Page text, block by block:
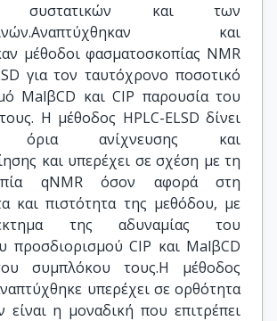
συστατικών και των
και
μέθοδοι φασματοσκοπίας NMR
για τον ταυτόχρονο ποσοτικό
MalβCD και CIP παρουσία του
Η μέθοδος HPLC-ELSD δίνει
όρια ανίχνευσης και
και υπερέχει σε σχέση με τη
qNMR όσον αφορά στη
και πιστότητα της μεθόδου, με
της αδυναμίας του
προσδιορισμού CIP και MalβCD
συμπλόκου τους.Η μέθοδος
υπερέχει σε ορθότητα
είναι η μοναδική που επιτρέπει